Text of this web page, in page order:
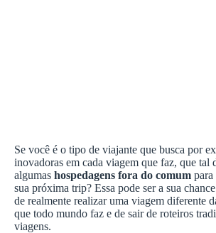
Se você é o tipo de viajante que busca por
inovadoras em cada viagem que faz, que tal
algumas hospedagens fora do comum para
sua próxima trip? Essa pode ser a sua chance
de realmente realizar uma viagem diferente
que todo mundo faz e de sair de roteiros
viagens.